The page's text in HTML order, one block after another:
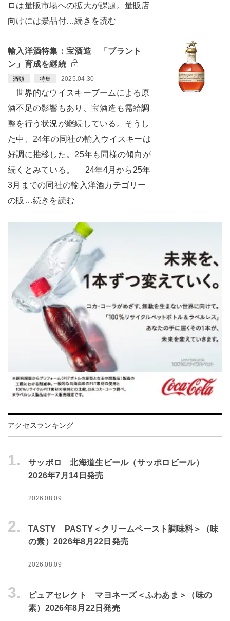
ロは量販市場への拡大が課題。量販店
向けには景品付…続きを読む
輸入洋酒特集：宝酒造 「ブラント
ン」育成を継続
酒類 特集 2025.04.30
世界的なウイスキーブームによる原
酒不足の影響もあり、宝酒造も需給調
整を行う状況が継続している。そうし
た中、24年の同社の輸入ウイスキーは
好調に推移した。25年も同様の傾向が
続くとみている。 24年4月から25年
3月までの同社の輸入洋酒カテゴリー
の販…続きを読む
アクセスランキング
1.
サッポロ 北海道生ビール（サッポロビール）
2026年7月14日発売
2026.08.09
2.
TASTY PASTY＜クリームペースト調味料＞（味
の素）2026年8月22日発売
2026.08.09
3.
ピュアセレクト マヨネーズ＜ふわあま＞（味の
素）2026年8月22日発売